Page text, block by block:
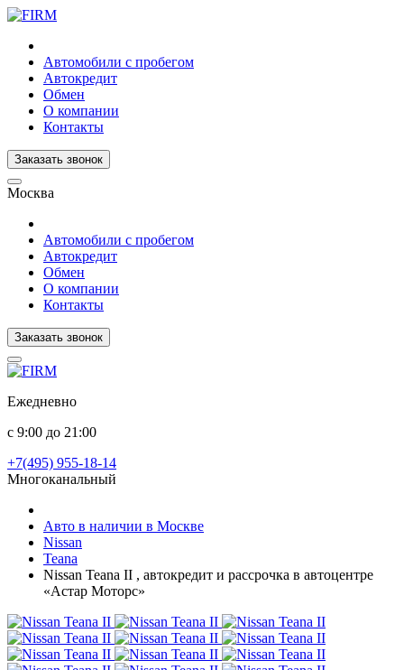
Автомобили с пробегом
Автокредит
Обмен
О компании
Контакты
Заказать звонок
Москва
Автомобили с пробегом
Автокредит
Обмен
О компании
Контакты
Заказать звонок
Ежедневно
с 9:00 до 21:00
+7(495) 955-18-14
Многоканальный
Авто в наличии в Москве
Nissan
Teana
Nissan Teana II , автокредит и рассрочка в автоцентре
«Астар Моторс»